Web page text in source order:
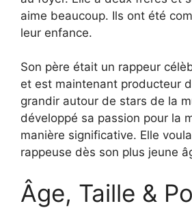
aime beaucoup. Ils ont été
leur enfance.
Son père était un rappeur
et est maintenant producteur
grandir autour de stars de la
développé sa passion pour la
manière significative. Elle
rappeuse dès son plus jeune
Âge, Taille &